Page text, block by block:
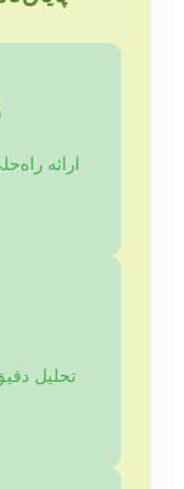
۱.
ارائه
تحلیل